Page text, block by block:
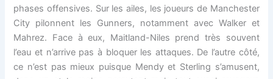
phases offensives. Sur les ailes, les joueurs de Manchester
City pilonnent les Gunners, notamment avec Walker et
Mahrez. Face à eux, Maitland-Niles prend très souvent
l’eau et n’arrive pas à bloquer les attaques. De l’autre côté,
ce n’est pas mieux puisque Mendy et Sterling s’amusent,